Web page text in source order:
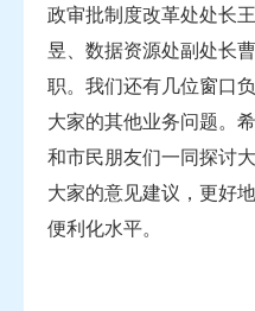
政审批制度改革处处长
昱、数据资源处副处长
职。我们还有几位窗口
大家的其他业务问题。
和市民朋友们一同探讨
大家的意见建议，更好
便利化水平。